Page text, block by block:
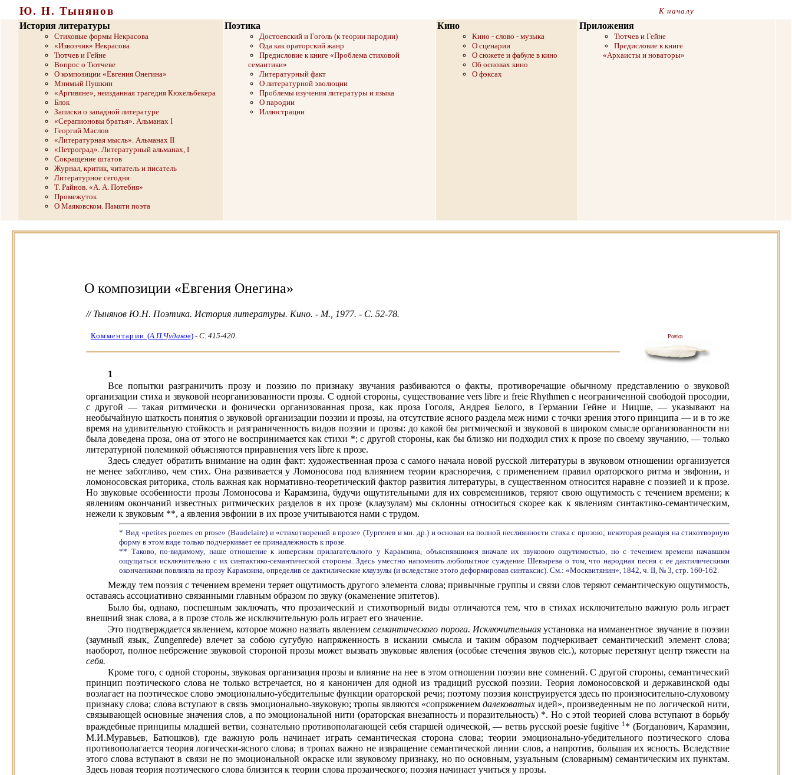
Ю. Н. Тынянов К началу
История литературы
Стиховые формы Некрасова
«Извозчик» Некрасова
Тютчев и Гейне
Вопрос о Тютчеве
О композиции «Евгения Онегина»
Мнимый Пушкин
«Аргивяне», неизданная трагедия Кюхельбекера
Блок
Записки о западной литературе
«Серапионовы братья». Альманах I
Георгий Маслов
«Литературная мысль». Альманах II
«Петроград». Литературный альманах, I
Сокращение штатов
Журнал, критик, читатель и писатель
Литературное сегодня
Т. Райнов. «А. А. Потебня»
Промежуток
О Маяковском. Памяти поэта
Поэтика
Достоевский и Гоголь (к теории пародии)
Ода как ораторский жанр
Предисловие к книге «Проблема стиховой
семантики»
Литературный факт
О литературной эволюции
Проблемы изучения литературы и языка
О пародии
Иллюстрации
Кино
Кино - слово - музыка
О сценарии
О сюжете и фабуле в кино
Об основах кино
О фэксах
Приложения
Тютчев и Гейне
Предисловие к книге
«Архаисты и новаторы»
О композиции «Евгения Онегина»
// Тынянов Ю.Н. Поэтика. История литературы. Кино. - М., 1977. - С. 52-78.
Комментарии (А.П.Чудаков)- C. 415-420. Poetica
1
Все попытки разграничить прозу и поэзию по признаку звучания разбиваются о факты, противоречащие обычному представлению о звуковой
организации стиха и звуковой неорганизованности прозы. С одной стороны, существование vers libre и freie Rhythmen с неограниченной свободой просодии,
с другой — такая ритмически и фонически организованная проза, как проза Гоголя, Андрея Белого, в Германии Гейне и Ницше, — указывают на
необычайную шаткость понятия о звуковой организации поэзии и прозы, на отсутствие ясного раздела меж ними с точки зрения этого принципа — и в то же
время на удивительную стойкость и разграниченность видов поэзии и прозы: до какой бы ритмической и звуковой в широком смысле организованности ни
была доведена проза, она от этого не воспринимается как стихи *; с другой стороны, как бы близко ни подходил стих к прозе по своему звучанию, — только
литературной полемикой объясняются приравнения vers libre к прозе.
Здесь следует обратить внимание на один факт: художественная проза с самого начала новой русской литературы в звуковом отношении организуется
не менее заботливо, чем стих. Она развивается у Ломоносова под влиянием теории красноречия, с применением правил ораторского ритма и эвфонии, и
ломоносовская риторика, столь важная как нормативно-теоретический фактор развития литературы, в существенном относится наравне с поэзией и к прозе.
Но звуковые особенности прозы Ломоносова и Карамзина, будучи ощутительными для их современников, теряют свою ощутимость с течением времени; к
явлениям окончаний известных ритмических разделов в их прозе (клаузулам) мы склонны относиться скорее как к явлениям синтактико-семантическим,
нежели к звуковым **, а явления эвфонии в их прозе учитываются нами с трудом.
* Вид «petites poemes en prose» (Baudelaire) и «стихотворений в прозе» (Тургенев и мн. др.) и основан на полной неслиянности стиха с прозою; некоторая реакция на стихотворную
форму в этом виде только подчеркивает ее принадлежность к прозе.
** Таково, по-видимому, наше отношение к инверсиям прилагательного у Карамзина, объяснявшимся вначале их звуковою ощутимостью, но с течением времени начавшим
ощущаться исключительно с их синтактико-семантической стороны. Здесь уместно напомнить любопытное суждение Шевырева о том, что народная песня с ее дактилическими
окончаниями повлияла на прозу Карамзина, определив се дактилические клаузулы (и вследствие этого деформировав синтаксис). См.: «Москвитянин», 1842, ч. II, № 3, стр. 160-162.
Между тем поэзия с течением времени теряет ощутимость другого элемента слова; привычные группы и связи слов теряют семантическую ощутимость,
оставаясь ассоциативно связанными главным образом по звуку (окаменение эпитетов).
Было бы, однако, поспешным заключать, что прозаический и стихотворный виды отличаются тем, что в стихах исключительно важную роль играет
внешний знак слова, а в прозе столь же исключительную роль играет его значение.
Это подтверждается явлением, которое можно назвать явлениемсемантического порога. Исключительнаяустановка на имманентное звучание в поэзии
(заумный язык, Zungenrede) влечет за собою сугубую напряженность в искании смысла и таким образом подчеркивает семантический элемент слова;
наоборот, полное небрежение звуковой стороной прозы может вызвать звуковые явления (особые стечения звуков etc.), которые перетянут центр тяжести на
себя.
Кроме того, с одной стороны, звуковая организация прозы и влияние на нее в этом отношении поэзии вне сомнений. С другой стороны, семантический
принцип поэтического слова не только встречается, но я каноничен для одной из традиций русской поэзии. Теория ломоносовской и державинской оды
возлагает на поэтическое слово эмоционально-убедительные функции ораторской речи; поэтому поэзия конструируется здесь по произносительно-слуховому
признаку слова; слова вступают в связь эмоционально-звуковую; тропы являются «сопряжениемдалековатых идей», произведенным не по логической нити,
связывающей основные значения слов, а по эмоциональной нити (ораторская внезапность и поразительность) *. Но с этой теорией слова вступают в борьбу
враждебные принципы младшей ветви, сознательно противополагающей себя старшей одической, — ветвь русской poesie fugitive 1 * (Богданович, Карамзин,
М.И.Муравьев, Батюшков), где важную роль начинает играть семантическая сторона слова; теории эмоционально-убедительного поэтического слова
противополагается теория логически-ясного слова; в тропах важно не извращение семантической линии слов, а напротив, большая их ясность. Вследствие
этого слова вступают в связи не по эмоциональной окраске или звуковому признаку, но по основным, узуальным (словарным) семантическим их пунктам.
Здесь новая теория поэтического слова близится к теории слова прозаического; поэзия начинает учиться у прозы.